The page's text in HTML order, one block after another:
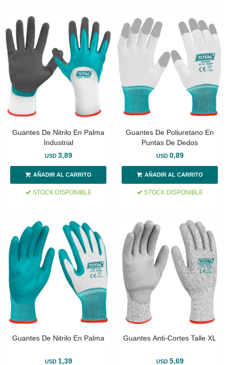
Guantes De Nitrilo En Palma
Industrial
USD 3,89
STOCK DISPONIBLE
Guantes De Poliuretano En
Puntas De Dedos
USD 0,89
STOCK DISPONIBLE
Guantes De Nitrilo En Palma
USD 1,39
Guantes Anti-Cortes Talle XL
USD 5,69